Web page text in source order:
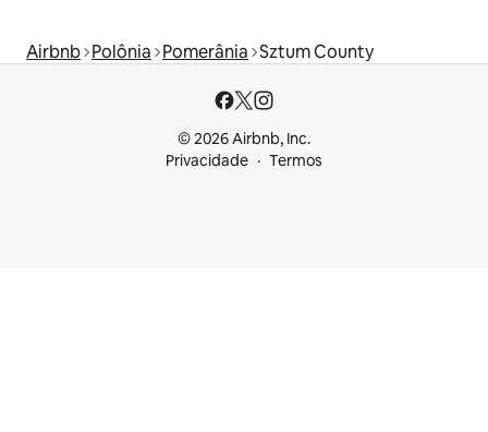
Airbnb Polônia Pomerânia Sztum County
© 2026 Airbnb, Inc.
Privacidade
Termos